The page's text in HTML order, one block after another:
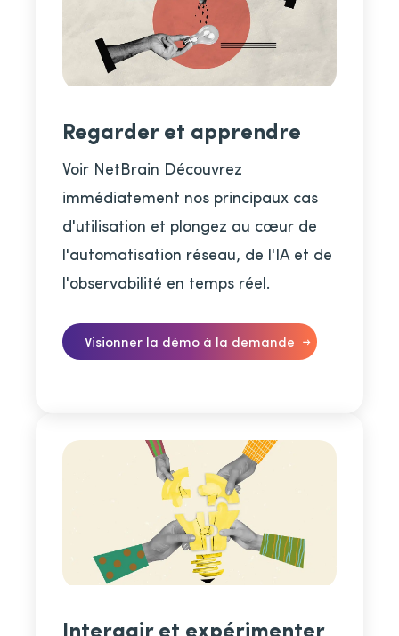
Regarder et apprendre
Voir NetBrain Découvrez
immédiatement nos principaux cas
d'utilisation et plongez au cœur de
l'automatisation réseau, de l'IA et de
l'observabilité en temps réel.
Visionner la démo à la demande
Interagir et expérimenter